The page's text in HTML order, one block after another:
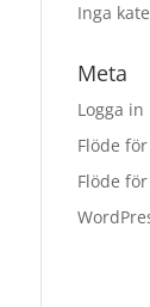
Inga
Meta
Logga in
Flöde
Flöde